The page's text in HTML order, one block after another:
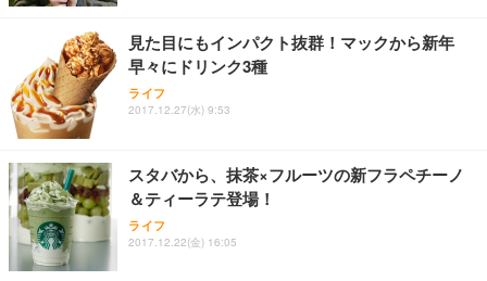
見た目にもインパクト抜群！マックから新年
早々にドリンク3種
ライフ
2017.12.27(水) 9:53
スタバから、抹茶×フルーツの新フラペチーノ
＆ティーラテ登場！
ライフ
2017.12.22(金) 16:05